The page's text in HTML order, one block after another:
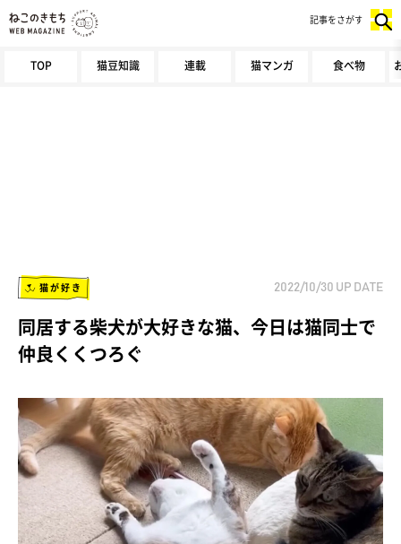
TOP 猫豆知識 連載 猫マンガ 食べ物
記事をさがす
猫が好き 2022/10/30 UP DATE
同居する柴犬が大好きな猫、今日は猫同士で
仲良くくつろぐ